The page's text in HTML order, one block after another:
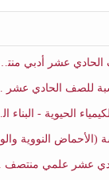
أدبي منتصف الفصل الثاني
عشر علمي منتصف الفصل الثاني
أحياء الصف الحادي عشر علمي الفصل الثاني
الصف الحادي عشر علمي منتصف الفصل الثاني
علمي منتصف الفصل الثاني